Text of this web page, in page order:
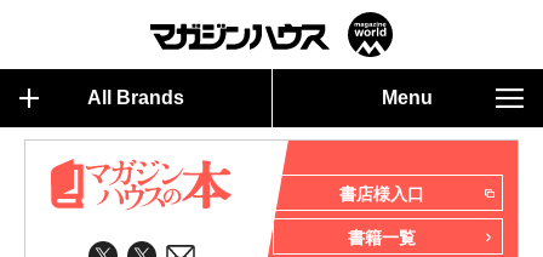
All Brands Menu
書店様入口
書籍一覧